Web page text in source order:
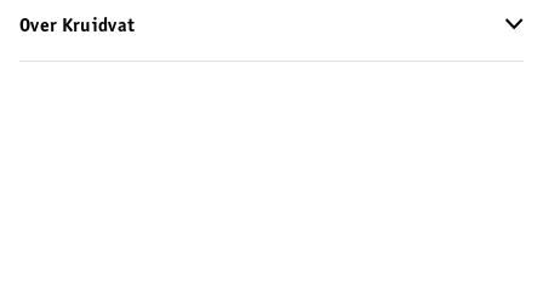
Over Kruidvat